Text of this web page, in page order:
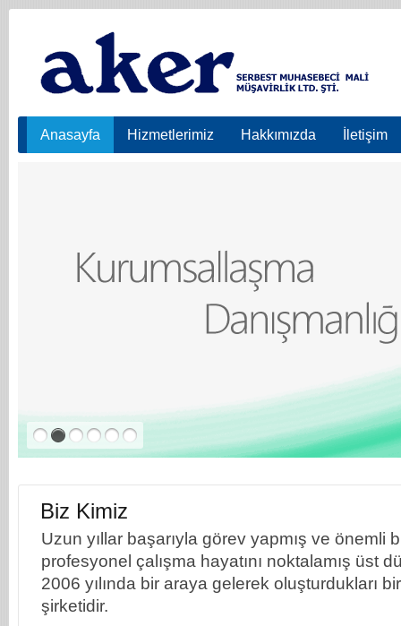
Anasayfa Hizmetlerimiz Hakkımızda İletişim
Biz Kimiz
Uzun yıllar başarıyla görev yapmış ve önemli
profesyonel çalışma hayatını noktalamış üst
2006 yılında bir araya gelerek oluşturdukları
şirketidir.